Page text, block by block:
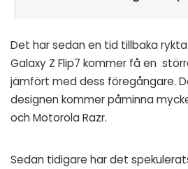
Det har sedan en tid tillbaka
Galaxy Z Flip7 kommer få en
jämfört med dess föregångare.
designen kommer påminna
och Motorola Razr.
Sedan tidigare har det